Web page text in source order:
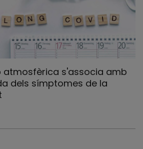
atmosfèrica s'associa amb
dels símptomes de la